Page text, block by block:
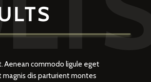
Aenean commodo ligule eget
magnis dis parturient montes